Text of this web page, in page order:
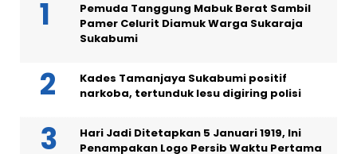
Pemuda Tanggung Mabuk Berat Sambil
Pamer Celurit Diamuk Warga Sukaraja
Sukabumi
Kades Tamanjaya Sukabumi positif
narkoba, tertunduk lesu digiring polisi
Hari Jadi Ditetapkan 5 Januari 1919, Ini
Penampakan Logo Persib Waktu Pertama